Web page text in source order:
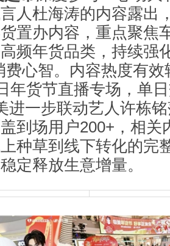
人杜海涛的内容露出
置办内容，重点聚焦
频年货品类，持续强
费心智。内容热度有
年货节直播专场，单
进一步联动艺人许栋
到场用户200+，相关
种草到线下转化的完
定释放生意增量。